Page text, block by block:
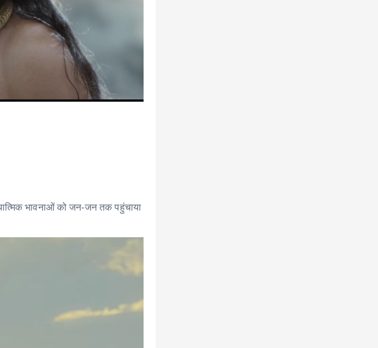
भावनाओं को जन-जन तक पहुंचाया